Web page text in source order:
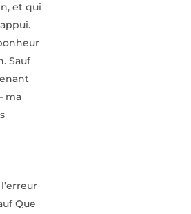
et qui
Sauf
ma
Que